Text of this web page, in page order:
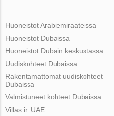
Huoneistot Arabiemiraateissa
Huoneistot Dubaissa
Huoneistot Dubain keskustassa
Uudiskohteet Dubaissa
Rakentamattomat uudiskohteet
Dubaissa
Valmistuneet kohteet Dubaissa
Villas in UAE